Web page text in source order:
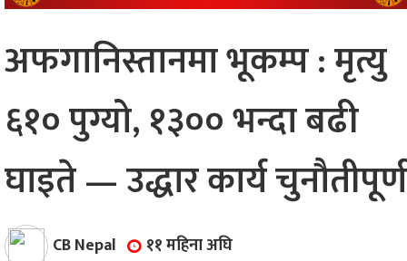
अफगानिस्तानमा भूकम्प : मृत्यु
६१० पुग्यो, १३०० भन्दा बढी
घाइते — उद्धार कार्य चुनौतीपूर्ण
CB Nepal ११ महिना अघि